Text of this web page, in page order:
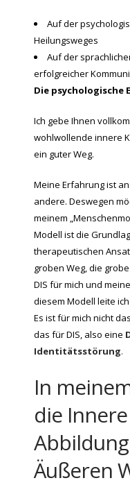
Auf der
Heilungsweges
Auf der
erfolgreicher
Die psychologische
Ich gebe Ihnen
wohlwollende innere
ein guter Weg.
Meine Erfahrung ist
andere. Deswegen
meinem
Modell ist die
therapeutischen
groben Weg, die
DIS für mich und
diesem Modell leite
Es ist für mich nicht
das für DIS, also eine
Identitätsstörung.
In
die
Äußeren